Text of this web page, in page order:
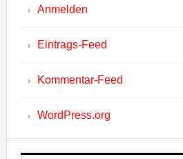
Anmelden
Eintrags-Feed
Kommentar-Feed
WordPress.org